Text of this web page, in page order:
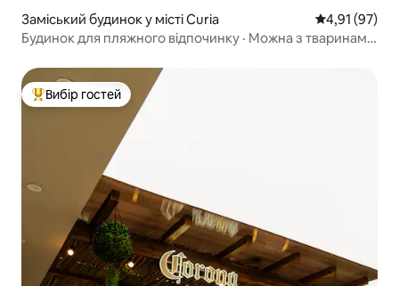
Заміський будинок у місті Curia Середня
4,91 (97)
Будинок для пляжного відпочинку · Можна з тваринами
Топ вибір гостей
Вибір гостей